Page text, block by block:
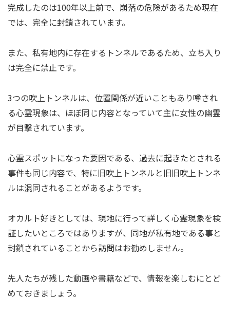
完成したのは100年以上前で、崩落の危険があるため現在
では、完全に封鎖されています。
また、私有地内に存在するトンネルであるため、立ち入り
は完全に禁止です。
3つの吹上トンネルは、位置関係が近いこともあり噂され
る心霊現象は、ほぼ同じ内容となっていて主に女性の幽霊
が目撃されています。
心霊スポットになった要因である、過去に起きたとされる
事件も同じ内容で、特に旧吹上トンネルと旧旧吹上トンネ
ルは混同されることがあるようです。
オカルト好きとしては、現地に行って詳しく心霊現象を検
証したいところではありますが、同地が私有地である事と
封鎖されていることから訪問はお勧めしません。
先人たちが残した動画や書籍などで、情報を楽しむにとど
めておきましょう。